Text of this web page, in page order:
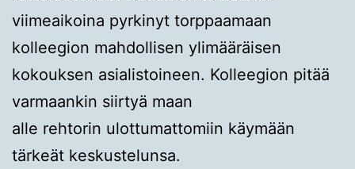
viimeaikoina pyrkinyt torppaamaan
kolleegion mahdollisen ylimääräisen
kokouksen asialistoineen. Kolleegion pitää
varmaankin siirtyä maan
alle rehtorin ulottumattomiin käymään
tärkeät keskustelunsa.